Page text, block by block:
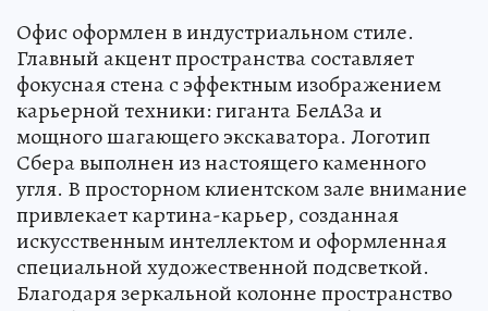
Офис оформлен в индустриальном стиле.
Главный акцент пространства составляет
фокусная стена с эффектным изображением
карьерной техники: гиганта БелАЗа и
мощного шагающего экскаватора. Логотип
Сбера выполнен из настоящего каменного
угля. В просторном клиентском зале внимание
привлекает картина-карьер, созданная
искусственным интеллектом и оформленная
специальной художественной подсветкой.
Благодаря зеркальной колонне пространство